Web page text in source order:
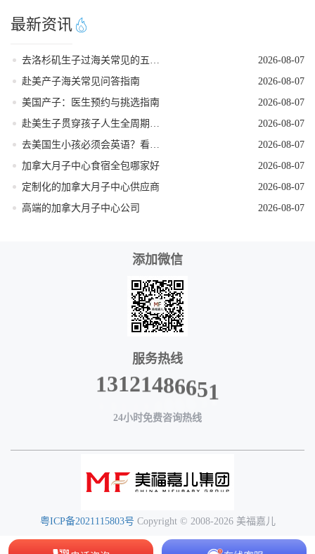
最新资讯
去洛杉矶生子过海关常见的五个遣返原因
2026-08-07
赴美产子海关常见问答指南
2026-08-07
美国产子：医生预约与挑选指南
2026-08-07
赴美生子贯穿孩子人生全周期的身份红利
2026-08-07
去美国生小孩必须会英语？看完这篇就不焦虑了
2026-08-07
加拿大月子中心食宿全包哪家好
2026-08-07
定制化的加拿大月子中心供应商
2026-08-07
高端的加拿大月子中心公司
2026-08-07
添加微信
服务热线
13121486651
24小时免费咨询热线
粤ICP备2021115803号 Copyright © 2008-2026 美福嘉儿